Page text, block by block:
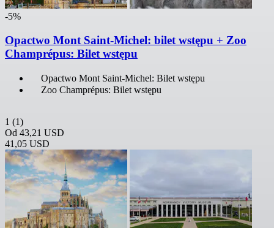
-5%
Opactwo Mont Saint-Michel: bilet wstępu + Zoo
Champrépus: Bilet wstępu
Opactwo Mont Saint-Michel: Bilet wstępu
Zoo Champrépus: Bilet wstępu
1 (1)
Od 43,21 USD
41,05 USD